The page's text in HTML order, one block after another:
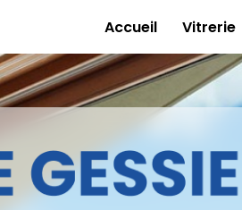
Accueil
Vitrerie